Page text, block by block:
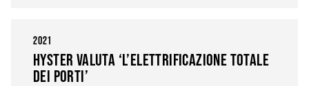
2021
HYSTER VALUTA ‘L’ELETTRIFICAZIONE TOTALE
DEI PORTI’